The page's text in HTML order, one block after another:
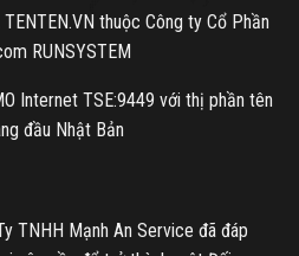
thuộc Công ty Cổ Phần
RUNSYSTEM
Internet TSE:9449 với thị phần tên
đầu Nhật Bản
TNHH Mạnh An Service đã đáp